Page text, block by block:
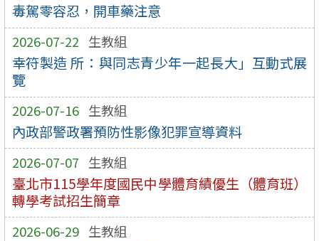
毒駕零容忍，開車藥注意
2026-07-22 生教組
幸符製造 所：與同志青少年一起長大」互動式展
覽
2026-07-16 生教組
內政部警政署預防性影像犯罪宣導資料
2026-07-07 生教組
臺北市115學年度國民中學體育績優生（體育班）
轉學考試招生簡章
2026-06-29 生教組